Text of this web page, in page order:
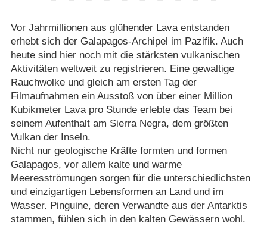
Vor Jahrmillionen aus glühender Lava entstanden
erhebt sich der Galapagos-Archipel im Pazifik. Auch
heute sind hier noch mit die stärksten vulkanischen
Aktivitäten weltweit zu registrieren. Eine gewaltige
Rauchwolke und gleich am ersten Tag der
Filmaufnahmen ein Ausstoß von über einer Million
Kubikmeter Lava pro Stunde erlebte das Team bei
seinem Aufenthalt am Sierra Negra, dem größten
Vulkan der Inseln.
Nicht nur geologische Kräfte formten und formen
Galapagos, vor allem kalte und warme
Meeresströmungen sorgen für die unterschiedlichsten
und einzigartigen Lebensformen an Land und im
Wasser. Pinguine, deren Verwandte aus der Antarktis
stammen, fühlen sich in den kalten Gewässern wohl.